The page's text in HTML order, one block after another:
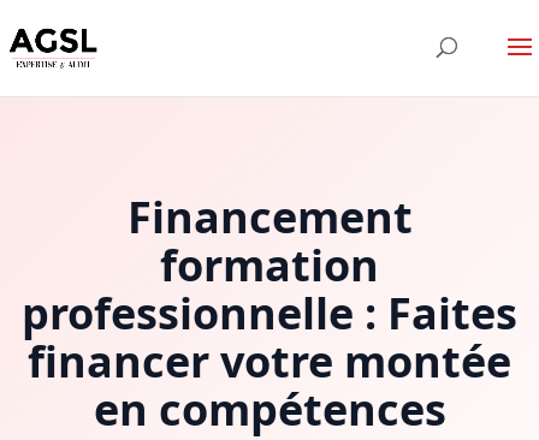
Financement
formation
professionnelle : Faites
financer votre montée
en compétences